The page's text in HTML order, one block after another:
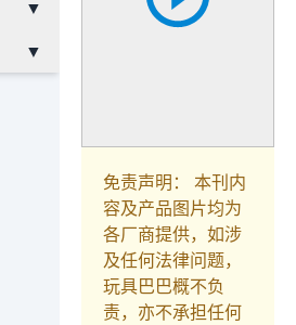
▼
▼
免责声明： 本刊内
容及产品图片均为
各厂商提供，如涉
及任何法律问题，
玩具巴巴概不负
责，亦不承担任何